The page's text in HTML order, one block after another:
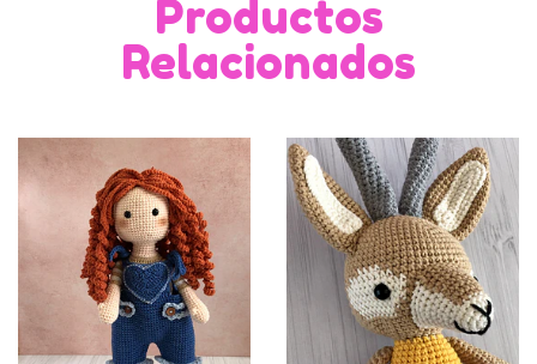
Productos
Relacionados